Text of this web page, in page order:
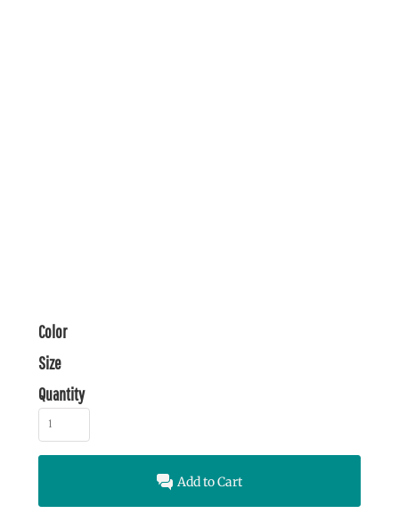
Color
Size
Quantity
Add to Cart